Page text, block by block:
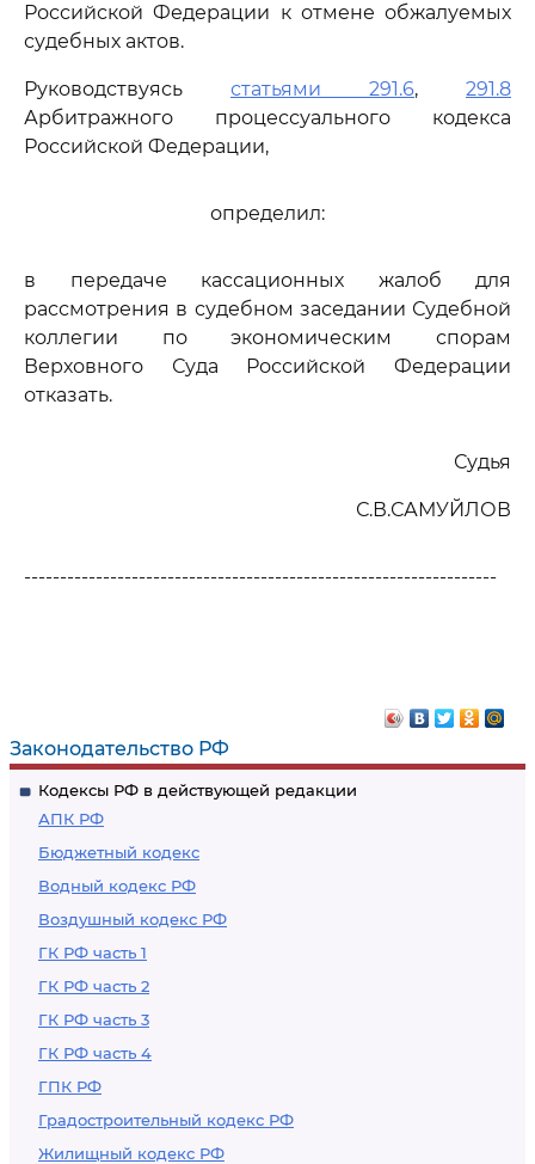
Законодательство РФ
Кодексы РФ в действующей редакции
АПК РФ
Бюджетный кодекс
Водный кодекс РФ
Воздушный кодекс РФ
ГК РФ часть 1
ГК РФ часть 2
ГК РФ часть 3
ГК РФ часть 4
ГПК РФ
Градостроительный кодекс РФ
Жилищный кодекс РФ
Российской Федерации к отмене обжалуемых
судебных актов.
Руководствуясь статьями 291.6, 291.8
Арбитражного процессуального кодекса
Российской Федерации,
определил:
в передаче кассационных жалоб для
рассмотрения в судебном заседании Судебной
коллегии по экономическим спорам
Верховного Суда Российской Федерации
отказать.
Судья
С.В.САМУЙЛОВ
------------------------------------------------------------------